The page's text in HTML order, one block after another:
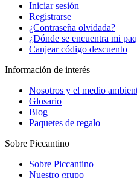
Iniciar sesión
Registrarse
¿Contraseña olvidada?
¿Dónde se encuentra mi
Canjear código descuento
Información de interés
Nosotros y el medio
Glosario
Blog
Paquetes de regalo
Sobre Piccantino
Sobre Piccantino
Nuestro grupo